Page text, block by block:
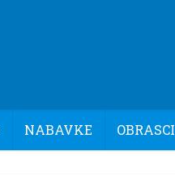
NABAVKE OBRASCI